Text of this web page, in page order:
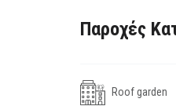
Παροχές
Roof garden